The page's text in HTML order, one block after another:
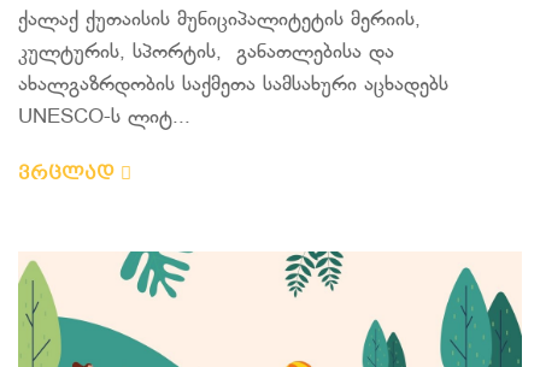
ქალაქ ქუთაისის მუნიციპალიტეტის მერიის,
კულტურის, სპორტის, განათლებისა და
ახალგაზრდობის საქმეთა სამსახური აცხადებს
UNESCO-ს ლიტ...
ვრცლად